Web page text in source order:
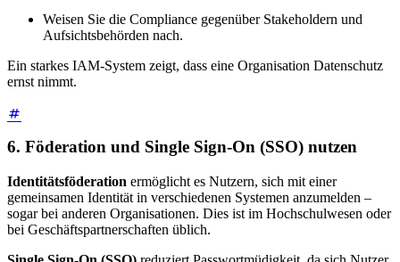
Weisen Sie die Compliance gegenüber Stakeholdern und
Aufsichtsbehörden nach.
Ein starkes IAM-System zeigt, dass eine Organisation Datenschutz
ernst nimmt.
6. Föderation und Single Sign-On (SSO) nutzen
Identitätsföderation ermöglicht es Nutzern, sich mit einer
gemeinsamen Identität in verschiedenen Systemen anzumelden –
sogar bei anderen Organisationen. Dies ist im Hochschulwesen oder
bei Geschäftspartnerschaften üblich.